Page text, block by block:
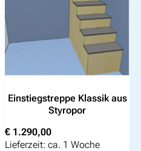
Einstiegstreppe Klassik aus
Styropor
€ 1.290,00
Lieferzeit: ca. 1 Woche